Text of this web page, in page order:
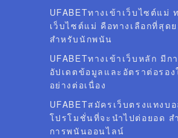
UFABETทางเข้าเว็บไซต์แม่
เว็บไซต์แม่ คือทางเลือกที่สุด
สำหรับนักพนัน
UFABETทางเข้าเว็บหลัก มีก
อัปเดตข้อมูลและอัตราต่อรอง
อย่างต่อเนื่อง
UFABETสมัครเว็บตรงแทงบ
โปรโมชั่นที่จะนำไปต่อยอด ส
การพนันออนไลน์